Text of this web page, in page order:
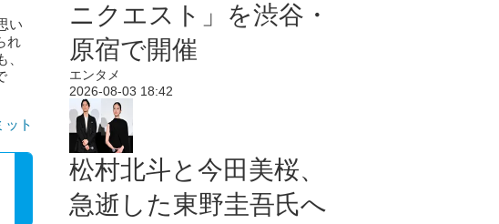
い
れ
ット
ニクエスト」を渋谷・
原宿で開催
エンタメ
2026-08-03 18:42
松村北斗と今田美桜、
急逝した東野圭吾氏へ